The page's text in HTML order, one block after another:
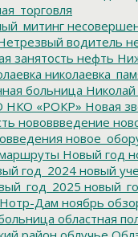
водитель
занятость нефть
больница
НКО «РОКР» Новая
нововвведение
Новый год
год_2024 новый
Нотр-Дам ноябрь
областная